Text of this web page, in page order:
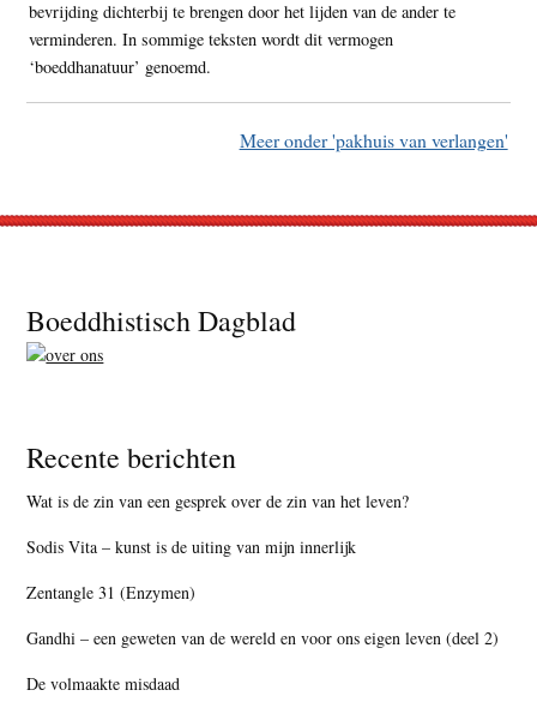
bevrijding dichterbij te brengen door het lijden van de ander te
verminderen. In sommige teksten wordt dit vermogen
‘boeddhanatuur’ genoemd.
Meer onder 'pakhuis van verlangen'
Footer
Boeddhistisch Dagblad
Recente berichten
Wat is de zin van een gesprek over de zin van het leven?
Sodis Vita – kunst is de uiting van mijn innerlijk
Zentangle 31 (Enzymen)
Gandhi – een geweten van de wereld en voor ons eigen leven (deel 2)
De volmaakte misdaad